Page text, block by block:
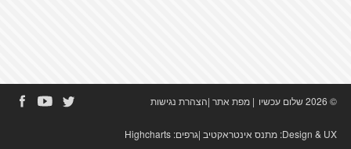
© 2026 שלום עכשיו | מפת אתר|הצהרת נגישות
Design & UX: מתנס אינטראקטיב|גרפים: Highcharts